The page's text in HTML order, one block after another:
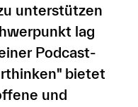
unterstützen
lag
Podcast-
bietet
und